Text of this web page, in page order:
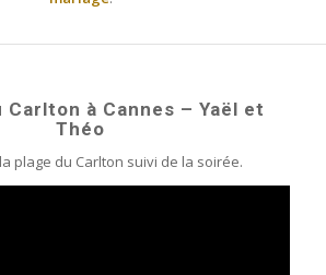
Carlton à Cannes – Yaël et
Théo
la plage du Carlton suivi de la soirée.